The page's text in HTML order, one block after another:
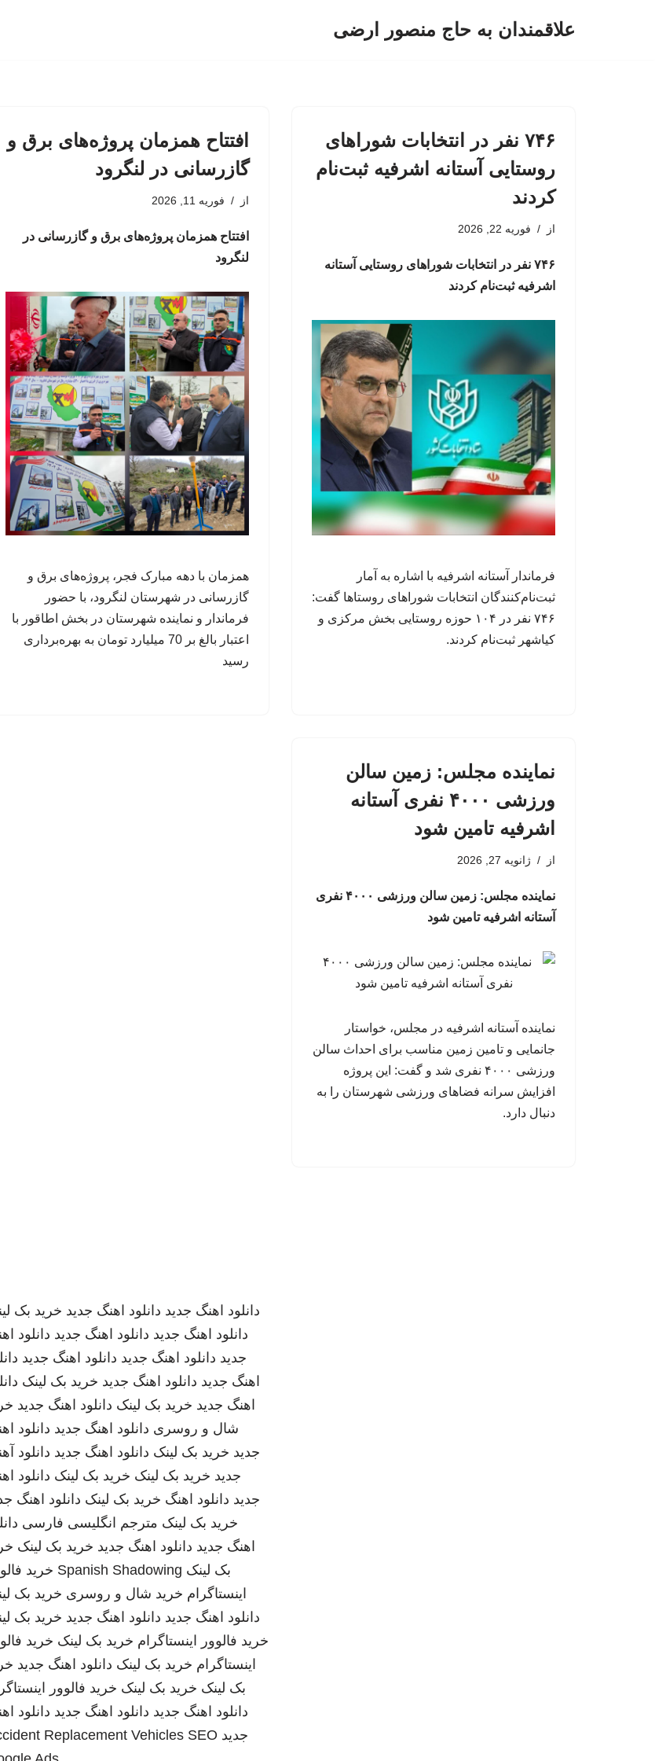
علاقمندان به حاج منصور ارضی
۷۴۶ نفر در انتخابات شوراهای
روستایی آستانه اشرفیه ثبت‌نام
کردند
از فوریه 22, 2026
۷۴۶ نفر در انتخابات شوراهای روستایی آستانه
اشرفیه ثبت‌نام کردند
فرماندار آستانه اشرفیه با اشاره به آمار
ثبت‌نام‌کنندگان انتخابات شوراهای روستاها گفت:
۷۴۶ نفر در ۱۰۴ حوزه روستایی بخش مرکزی و
کیاشهر ثبت‌نام کردند.
افتتاح همزمان پروژه‌های برق و
گازرسانی در لنگرود
از فوریه 11, 2026
افتتاح همزمان پروژه‌های برق و گازرسانی در
لنگرود
‌همزمان با دهه مبارک فجر، پروژه‌های برق و
گازرسانی در شهرستان لنگرود، با حضور
فرماندار و نماینده شهرستان در بخش اطاقور با
اعتبار بالغ بر 70 میلیارد تومان به بهره‌برداری
رسید
نماینده مجلس: زمین سالن
ورزشی ۴۰۰۰ نفری آستانه
اشرفیه تامین شود
از ژانویه 27, 2026
نماینده مجلس: زمین سالن ورزشی ۴۰۰۰ نفری
آستانه اشرفیه تامین شود
نماینده آستانه اشرفیه در مجلس، خواستار
جانمایی و تامین زمین مناسب برای احداث سالن
ورزشی ۴۰۰۰ نفری شد و گفت: این پروژه
افزایش سرانه فضاهای ورزشی شهرستان را به
دنبال دارد.
دانلود اهنگ جدید دانلود اهنگ جدید خرید بک
دانلود اهنگ جدید دانلود اهنگ جدید دانلود
جدید دانلود اهنگ جدید دانلود اهنگ جدید
اهنگ جدید دانلود اهنگ جدید خرید بک لینک
اهنگ جدید خرید بک لینک دانلود اهنگ جدید
شال و روسری دانلود اهنگ جدید دانلود
جدید خرید بک لینک دانلود اهنگ جدید دانلود
جدید خرید بک لینک خرید بک لینک دانلود
جدید دانلود اهنگ خرید بک لینک دانلود اهنگ
خرید بک لینک مترجم انگلیسی فارسی
اهنگ جدید دانلود اهنگ جدید خرید بک لینک
بک لینک Spanish Shadowing خرید
اینستاگرام خرید شال و روسری خرید بک
دانلود اهنگ جدید دانلود اهنگ جدید خرید بک
خرید فالوور اینستاگرام خرید بک لینک خرید
اینستاگرام خرید بک لینک دانلود اهنگ جدید
بک لینک خرید بک لینک خرید فالوور
دانلود اهنگ جدید دانلود اهنگ جدید دانلود
جدید
Replacement Vehicles SEO